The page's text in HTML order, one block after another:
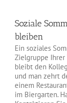
Soziale
bleiben
Ein soziales
Zielgruppe Ihrer
bleibt den
und man zehrt
einem
im Biergarten.